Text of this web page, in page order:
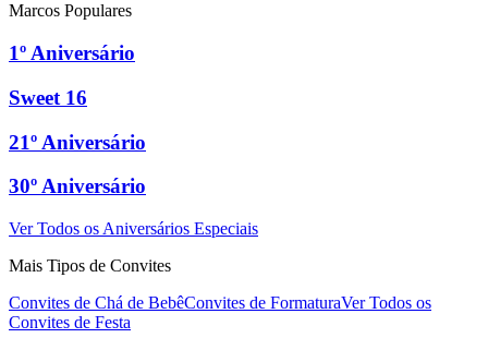
Marcos Populares
1º Aniversário
Sweet 16
21º Aniversário
30º Aniversário
Ver Todos os Aniversários Especiais
Mais Tipos de Convites
Convites de Chá de BebêConvites de FormaturaVer Todos os
Convites de Festa